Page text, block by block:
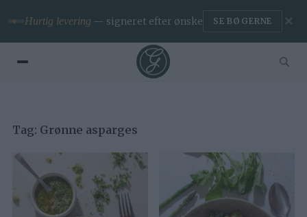
Hurtig levering — signeret efter ønske SE BØGERNE ✕
Tag: Grønne asparges